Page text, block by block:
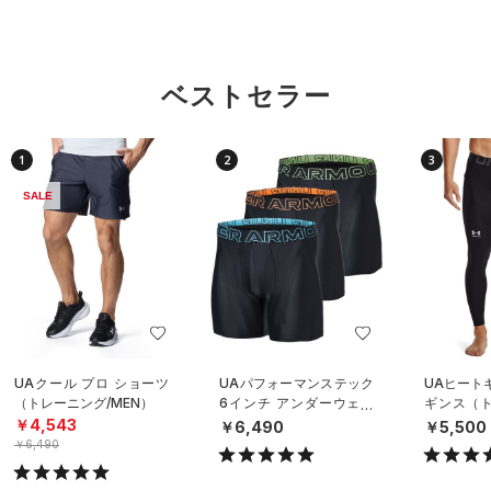
ベストセラー
1
SALE
UAクール プロ ショーツ
（トレーニング/MEN）
￥4,543
￥6,490
2
UAパフォーマンステック
6インチ アンダーウェア
（3枚セット）（トレーニ
ング/MEN）
￥6,490
3
UAヒート
ギンス（
EN）
￥5,500